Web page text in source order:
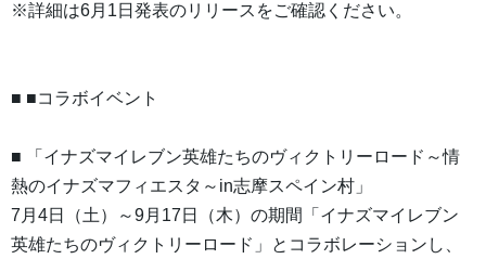
※詳細は6月1日発表のリリースをご確認ください。
■ ■コラボイベント
■ 「イナズマイレブン英雄たちのヴィクトリーロード～情
熱のイナズマフィエスタ～in志摩スペイン村」
7月4日（土）～9月17日（木）の期間「イナズマイレブン
英雄たちのヴィクトリーロード」とコラボレーションし、